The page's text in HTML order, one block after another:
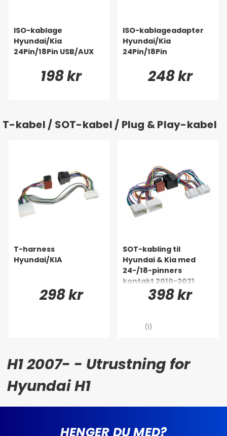
ISO-kablage
Hyundai/Kia
24Pin/18Pin USB/AUX
198 kr
ISO-kablageadapter
Hyundai/Kia
24Pin/18Pin
248 kr
T-kabel / SOT-kabel / Plug & Play-kabel
T-harness
Hyundai/KIA
298 kr
SOT-kabling til
Hyundai & Kia med
24-/18-pinners
kontakt 2010-2021
398 kr
(1)
H1 2007- - Utrustning for
Hyundai H1
HENGER DU MED?